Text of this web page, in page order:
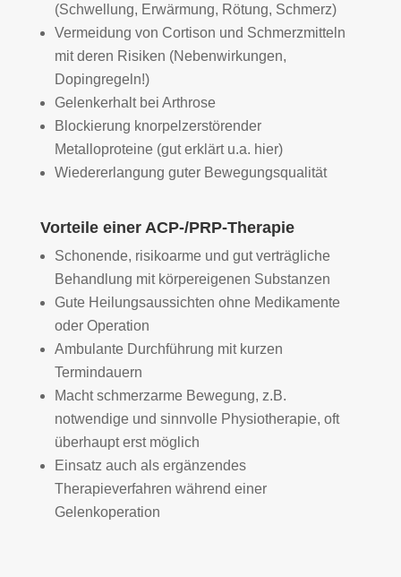
(Schwellung, Erwärmung, Rötung, Schmerz)
Vermeidung von Cortison und Schmerzmitteln
mit deren Risiken (Nebenwirkungen,
Dopingregeln!)
Gelenkerhalt bei Arthrose
Blockierung knorpelzerstörender
Metalloproteine (gut erklärt u.a. hier)
Wiedererlangung guter Bewegungsqualität
Vorteile einer ACP-/PRP-Therapie
Schonende, risikoarme und gut verträgliche
Behandlung mit körpereigenen Substanzen
Gute Heilungsaussichten ohne Medikamente
oder Operation
Ambulante Durchführung mit kurzen
Termindauern
Macht schmerzarme Bewegung, z.B.
notwendige und sinnvolle Physiotherapie, oft
überhaupt erst möglich
Einsatz auch als ergänzendes
Therapieverfahren während einer
Gelenkoperation